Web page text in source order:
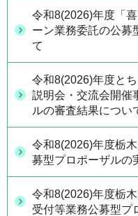
令和8(2026)年度「
ーン業務委託の公募
て
令和8(2026)年度と
説明会・交流会開催
ルの審査結果につい
令和8(2026)年度栃
募型プロポーザルの
令和8(2026)年度栃
受付等業務公募型プ